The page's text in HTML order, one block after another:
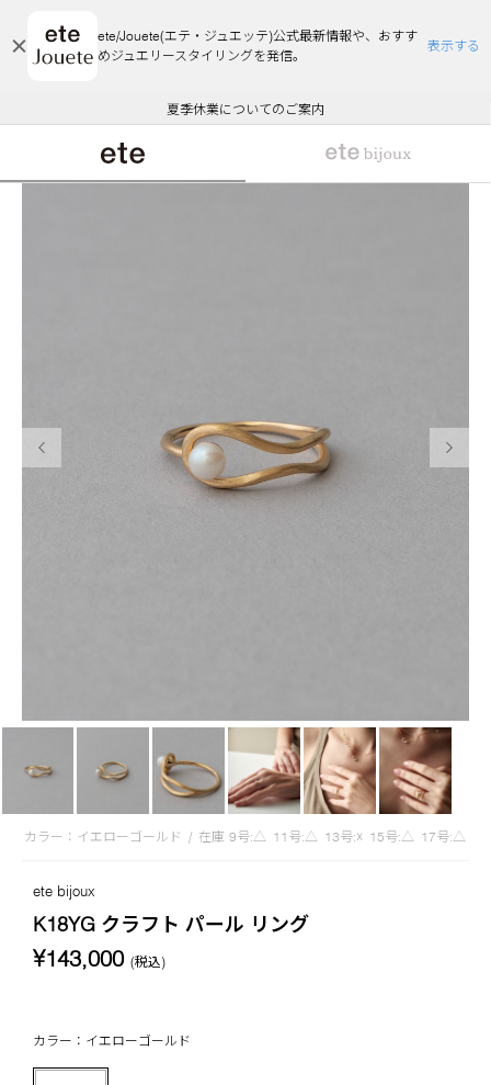
ete/Jouete(エテ・ジュエッテ)公式最新情報や、おすす
めジュエリースタイリングを発信。
表示する
エコラッピング及びエコポイント付与のご案内
ご注文いただいたお品物のお届け状況について
夏季休業についてのご案内
WEB Limited Items >>
採用のご案内
悪質な偽サイトにご注意ください
エコラッピング及びエコポイント付与のご案内
ご注文いただいたお品物のお届け状況について
カラー：イエローゴールド / 在庫 9号:△ 11号:△ 13号:☓ 15号:△ 17号:△
ete bijoux
K18YG クラフト パール リング
¥143,000 (税込)
カラー：イエローゴールド